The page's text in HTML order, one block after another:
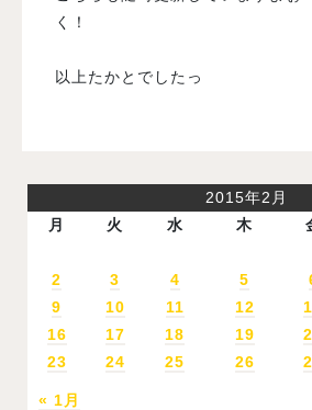
く！
以上たかとでしたっ
2015年2月
月
火 水 木
« 1月
2
3 4 5
9
10 11 12
16
17 18 19
23
24 25 26